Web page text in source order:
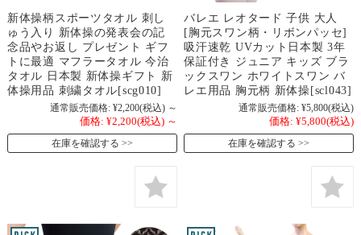
新体操柄スポーツタオル 刺し
ゅう入り 新体操の発表会の記
念品やお返し プレゼント ギフ
トに最適 マフラータオル 今治
タオル 日本製 新体操ギフト 新
体操用品 刺繍タオル[scg010]
通常販売価格: ¥2,200(税込) ～
価格: ¥2,200(税込) ～
在庫を確認する
バレエ レオタード 子供 大人
[胸元スワン柄・リボンパッセ]
吸汗速乾 UVカット日本製 3年
保証付き ジュニア キッズ ブラ
ックスワン ホワイトスワン バ
レエ用品 胸元柄 新体操[scl043]
通常販売価格: ¥5,800(税込)
価格: ¥5,800(税込)
在庫を確認する